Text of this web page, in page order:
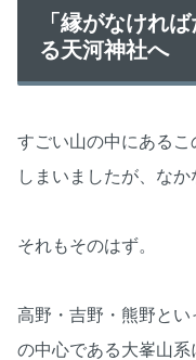
「縁がなけれ
る天河神社へ
すごい山の中にある
しまいましたが、なか
それもそのはず。
高野・吉野・熊野と
の中心である大峯山